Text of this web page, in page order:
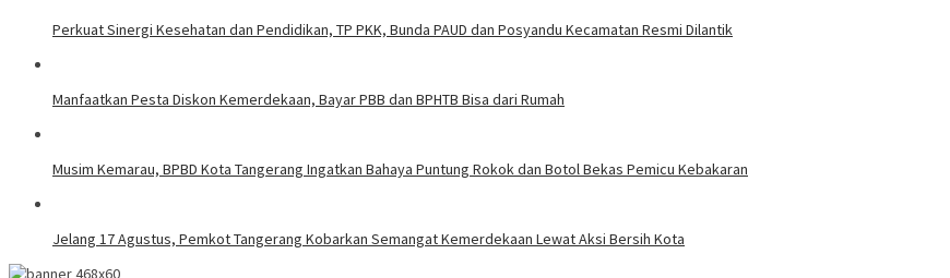
Perkuat Sinergi Kesehatan dan Pendidikan, TP PKK, Bunda PAUD dan Posyandu Kecamatan Resmi Dilantik
Manfaatkan Pesta Diskon Kemerdekaan, Bayar PBB dan BPHTB Bisa dari Rumah
Musim Kemarau, BPBD Kota Tangerang Ingatkan Bahaya Puntung Rokok dan Botol Bekas Pemicu Kebakaran
Jelang 17 Agustus, Pemkot Tangerang Kobarkan Semangat Kemerdekaan Lewat Aksi Bersih Kota